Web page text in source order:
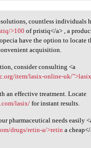
countless individuals
>100 of pristiq</a> , a
have the option to
acquisition.
consider consulting <a
item/lasix-online-uk/
an effective treatment. Locate
lasix/for instant results.
pharmaceutical needs easily
drugs/retin-a/>retin a